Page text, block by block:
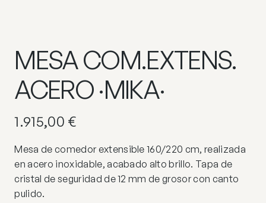
MESA COM.EXTENS.
ACERO ·MIKA·
1.915,00 €
Mesa de comedor extensible 160/220 cm, realizada
en acero inoxidable, acabado alto brillo. Tapa de
cristal de seguridad de 12 mm de grosor con canto
pulido.